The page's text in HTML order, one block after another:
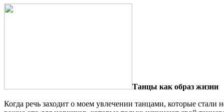
Танцы как образ жизни
Когда речь заходит о моем увлечении танцами, которые